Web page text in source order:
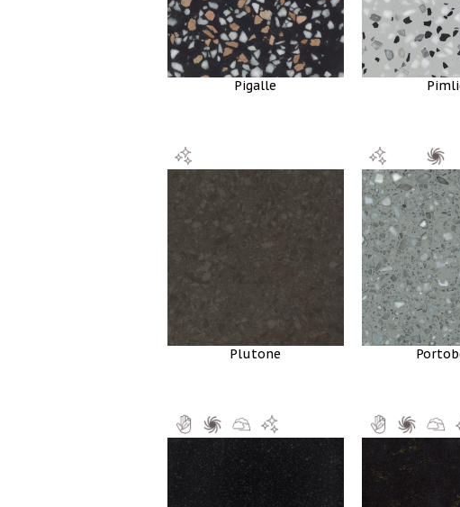
Pigalle
Plutone